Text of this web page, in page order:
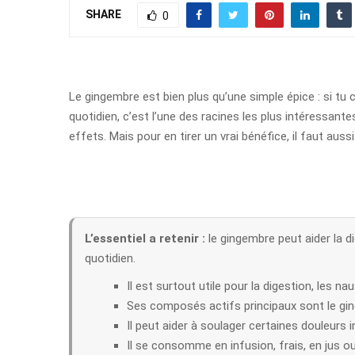
SHARE 0
Le gingembre est bien plus qu’une simple épice : si
quotidien, c’est l’une des racines les plus
effets. Mais pour en tirer un vrai bénéfice, il faut
L’essentiel a retenir : le gingembre peut aider la
quotidien.
Il est surtout utile pour la digestion, les
Ses composés actifs principaux sont le
Il peut aider à soulager certaines
Il se consomme en infusion, frais, en jus